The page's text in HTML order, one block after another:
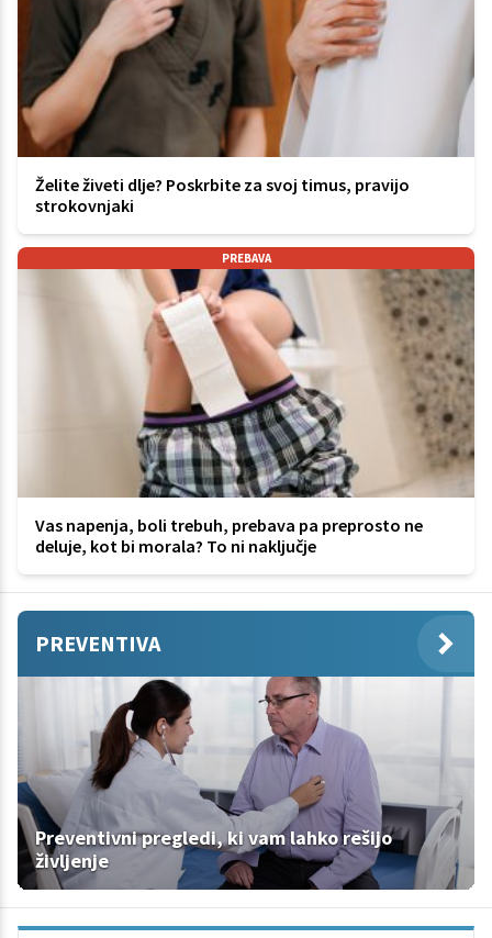
Želite živeti dlje? Poskrbite za svoj timus, pravijo
strokovnjaki
PREBAVA
Vas napenja, boli trebuh, prebava pa preprosto ne
deluje, kot bi morala? To ni naključje
PREVENTIVA
Preventivni pregledi, ki vam lahko rešijo
življenje